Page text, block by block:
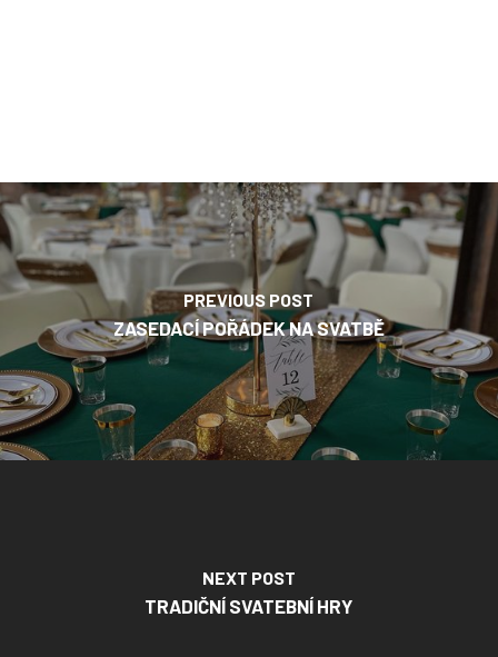
PREVIOUS POST
ZASEDACÍ POŘÁDEK NA SVATBĚ
NEXT POST
TRADIČNÍ SVATEBNÍ HRY